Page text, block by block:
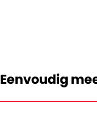
Eenvoudig